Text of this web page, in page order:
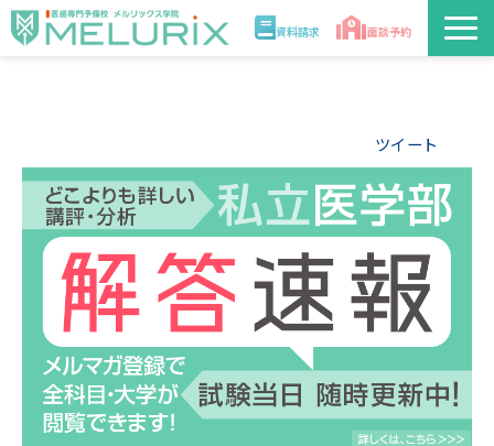
資料請求 面談予約
入学案内
合格実績・合格体験記
医学部解答速報2026
ツイート